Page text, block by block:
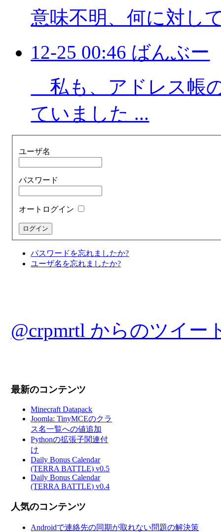
意味不明、何に対し
12-25 00:46 ばんぶー
私も、アドレス帳
ていました ...
ユーザ名
パスワード
オートログイン
パスワードを忘れましたか?
ユーザ名を忘れましたか?
@crpmrtl からのツイー
最新のコンテンツ
Minecraft Datapack
Joomla: TinyMCEのクラ
ス名一覧への値追加
Pythonの拡張子関連付
け
Daily Bonus Calendar
(TERRA BATTLE) v0.5
Daily Bonus Calendar
(TERRA BATTLE) v0.4
人気のコンテンツ
Androidで連絡先の同期が取れない問題の解決策